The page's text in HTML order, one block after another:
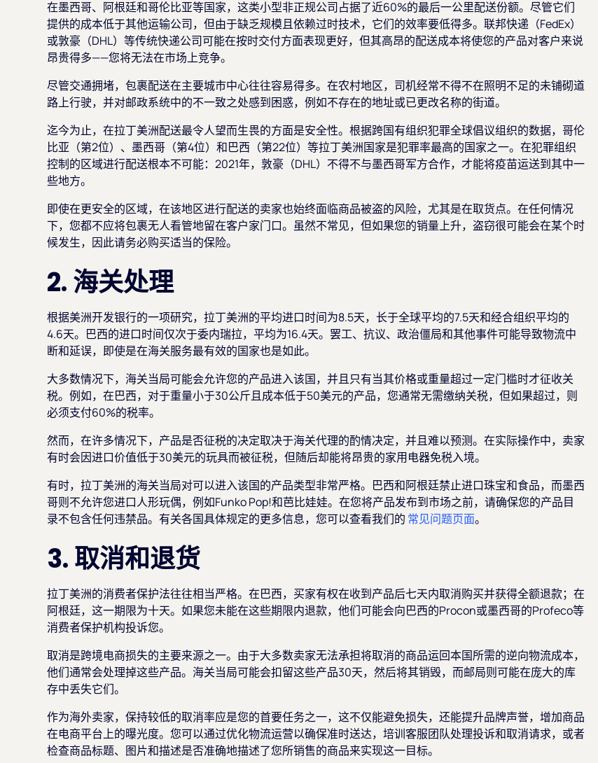
在墨西哥、阿根廷和哥伦比亚等国家，这类小型非正规公司占据了近60%的最后一公里配送份额。尽管它们
提供的成本低于其他运输公司，但由于缺乏规模且依赖过时技术，它们的效率要低得多。联邦快递（FedEx）
或敦豪（DHL）等传统快递公司可能在按时交付方面表现更好，但其高昂的配送成本将使您的产品对客户来说
昂贵得多——您将无法在市场上竞争。
尽管交通拥堵，包裹配送在主要城市中心往往容易得多。在农村地区，司机经常不得不在照明不足的未铺砌道
路上行驶，并对邮政系统中的不一致之处感到困惑，例如不存在的地址或已更改名称的街道。
迄今为止，在拉丁美洲配送最令人望而生畏的方面是安全性。根据跨国有组织犯罪全球倡议组织的数据，哥伦
比亚（第2位）、墨西哥（第4位）和巴西（第22位）等拉丁美洲国家是犯罪率最高的国家之一。在犯罪组织
控制的区域进行配送根本不可能：2021年，敦豪（DHL）不得不与墨西哥军方合作，才能将疫苗运送到其中一
些地方。
即使在更安全的区域，在该地区进行配送的卖家也始终面临商品被盗的风险，尤其是在取货点。在任何情况
下，您都不应将包裹无人看管地留在客户家门口。虽然不常见，但如果您的销量上升，盗窃很可能会在某个时
候发生，因此请务必购买适当的保险。
2. 海关处理
根据美洲开发银行的一项研究，拉丁美洲的平均进口时间为8.5天，长于全球平均的7.5天和经合组织平均的
4.6天。巴西的进口时间仅次于委内瑞拉，平均为16.4天。罢工、抗议、政治僵局和其他事件可能导致物流中
断和延误，即使是在海关服务最有效的国家也是如此。
大多数情况下，海关当局可能会允许您的产品进入该国，并且只有当其价格或重量超过一定门槛时才征收关
税。例如，在巴西，对于重量小于30公斤且成本低于50美元的产品，您通常无需缴纳关税，但如果超过，则
必须支付60%的税率。
然而，在许多情况下，产品是否征税的决定取决于海关代理的酌情决定，并且难以预测。在实际操作中，卖家
有时会因进口价值低于30美元的玩具而被征税，但随后却能将昂贵的家用电器免税入境。
有时，拉丁美洲的海关当局对可以进入该国的产品类型非常严格。巴西和阿根廷禁止进口珠宝和食品，而墨西
哥则不允许您进口人形玩偶，例如Funko Pop!和芭比娃娃。在您将产品发布到市场之前，请确保您的产品目
录不包含任何违禁品。有关各国具体规定的更多信息，您可以查看我们的 常见问题页面。
3. 取消和退货
拉丁美洲的消费者保护法往往相当严格。在巴西，买家有权在收到产品后七天内取消购买并获得全额退款；在
阿根廷，这一期限为十天。如果您未能在这些期限内退款，他们可能会向巴西的Procon或墨西哥的Profeco等
消费者保护机构投诉您。
取消是跨境电商损失的主要来源之一。由于大多数卖家无法承担将取消的商品运回本国所需的逆向物流成本，
他们通常会处理掉这些产品。海关当局可能会扣留这些产品30天，然后将其销毁，而邮局则可能在庞大的库
存中丢失它们。
作为海外卖家，保持较低的取消率应是您的首要任务之一，这不仅能避免损失，还能提升品牌声誉，增加商品
在电商平台上的曝光度。您可以通过优化物流运营以确保准时送达，培训客服团队处理投诉和取消请求，或者
检查商品标题、图片和描述是否准确地描述了您所销售的商品来实现这一目标。